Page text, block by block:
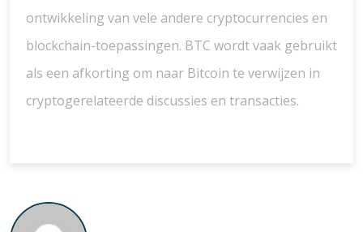
ontwikkeling van vele andere cryptocurrencies en
blockchain-toepassingen. BTC wordt vaak gebruikt
als een afkorting om naar Bitcoin te verwijzen in
cryptogerelateerde discussies en transacties.